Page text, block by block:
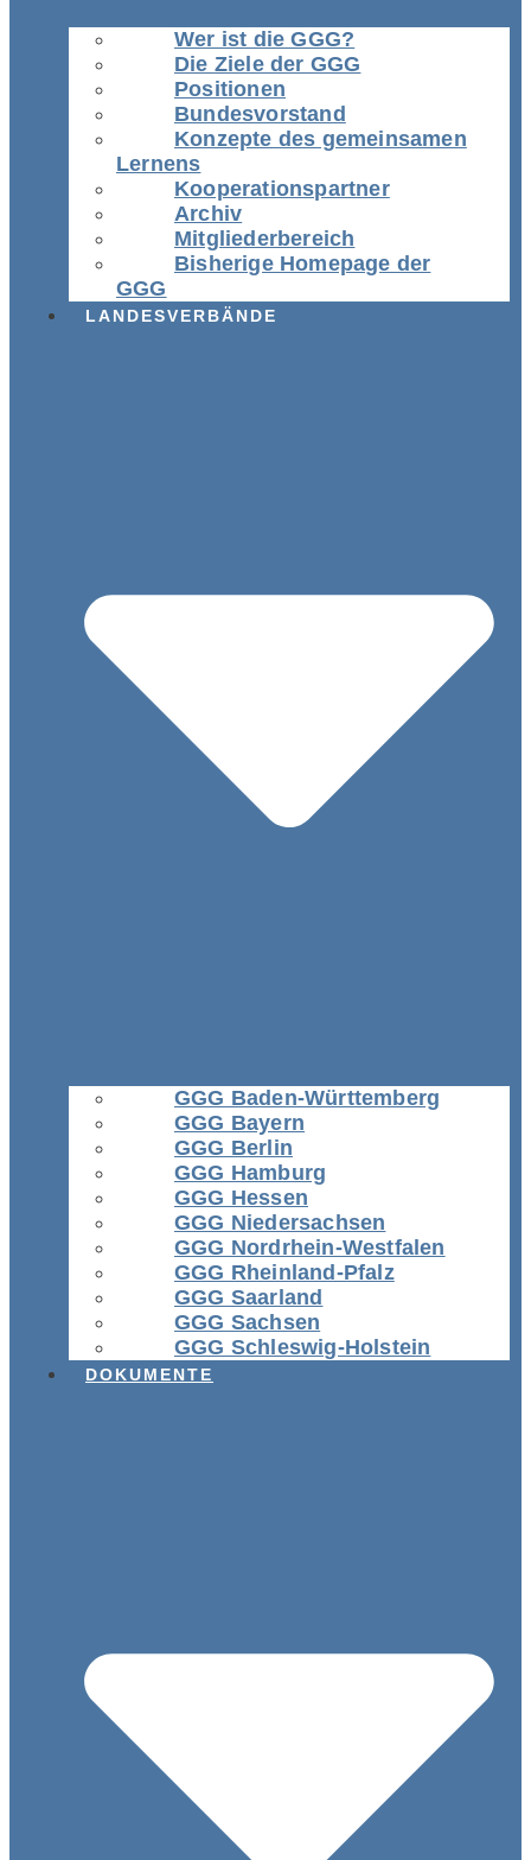
Wer ist die GGG?
Die Ziele der GGG
Positionen
Bundesvorstand
Konzepte des gemeinsamen
Lernens
Kooperationspartner
Archiv
Mitgliederbereich
Bisherige Homepage der
GGG
LANDESVERBÄNDE
GGG Baden-Württemberg
GGG Bayern
GGG Berlin
GGG Hamburg
GGG Hessen
GGG Niedersachsen
GGG Nordrhein-Westfalen
GGG Rheinland-Pfalz
GGG Saarland
GGG Sachsen
GGG Schleswig-Holstein
DOKUMENTE